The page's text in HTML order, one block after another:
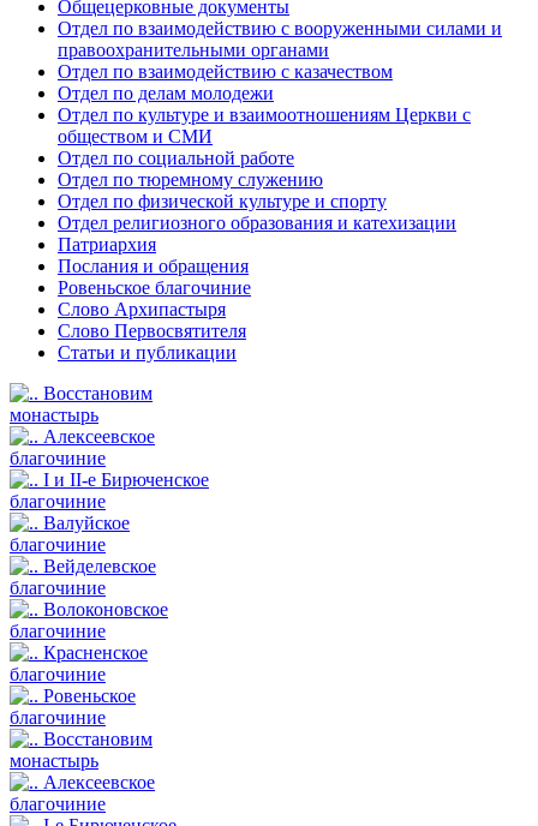
Общецерковные документы
Отдел по взаимодействию с вооруженными силами и
правоохранительными органами
Отдел по взаимодействию с казачеством
Отдел по делам молодежи
Отдел по культуре и взаимоотношениям Церкви с
обществом и СМИ
Отдел по социальной работе
Отдел по тюремному служению
Отдел по физической культуре и спорту
Отдел религиозного образования и катехизации
Патриархия
Послания и обращения
Ровеньское благочиние
Слово Архипастыря
Слово Первосвятителя
Статьи и публикации
Восстановим
монастырь
Алексеевское
благочиние
I и II-е Бирюченское
благочиние
Валуйское
благочиние
Вейделевское
благочиние
Волоконовское
благочиние
Красненское
благочиние
Ровеньское
благочиние
Восстановим
монастырь
Алексеевское
благочиние